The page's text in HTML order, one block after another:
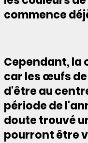
commence
Cependant, la
car les œufs
d'être au
période de
doute trouvé
pourront être